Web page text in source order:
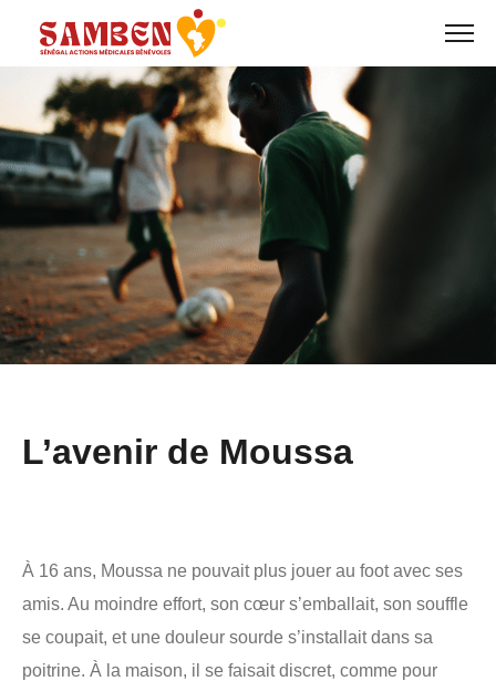
content
L’avenir de Moussa
À 16 ans, Moussa ne pouvait plus jouer au foot avec ses
amis. Au moindre effort, son cœur s’emballait, son souffle
se coupait, et une douleur sourde s’installait dans sa
poitrine. À la maison, il se faisait discret, comme pour